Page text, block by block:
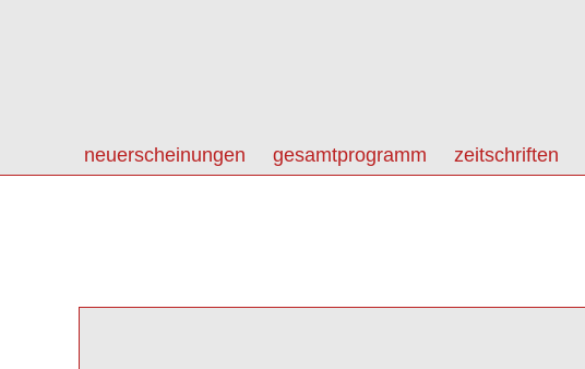
neuerscheinungen gesamtprogramm zeitschriften